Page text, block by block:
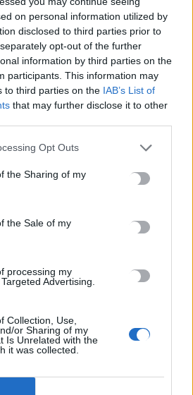
on personal information utilized by
disclosed to third parties prior to
opt-out of the further
information by third parties on the
participants. This information may
to third parties on the IAB’s List of
that may further disclose it to other
Opt Outs
the Sharing of my
the Sale of my
processing my
Advertising.
Collection, Use,
or Sharing of my
Is Unrelated with the
it was collected.
για 704 επιβάτες
στην οροφή νοσοκομείου
Κυψέλη: «Τότε άρχισα να τον
ΤΡΑΜΠ #